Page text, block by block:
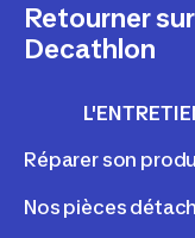
Retourner
Decathlon
Réparer son
Nos pièces